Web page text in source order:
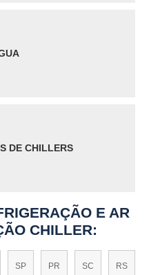
DE CHILLERS
E AR
CHILLER:
SP PR SC RS